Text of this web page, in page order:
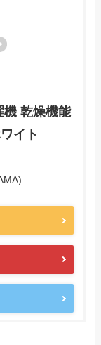
機 乾燥機能
イト